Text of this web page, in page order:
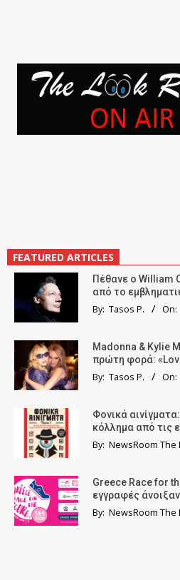
FEATURED ARTICLES
Πέθανε ο William
από το
By: Tasos P. On:
Madonna & Kylie
πρώτη φορά:
By: Tasos P. On:
Φονικά
κόλλημα από τις
By: NewsRoom The
Greece Race for
εγγραφές άνοιξαν
By: NewsRoom The